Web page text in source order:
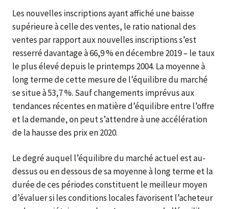
Les nouvelles inscriptions ayant affiché une baisse
supérieure à celle des ventes, le ratio national des
ventes par rapport aux nouvelles inscriptions s’est
resserré davantage à 66,9 % en décembre 2019 – le taux
le plus élevé depuis le printemps 2004. La moyenne à
long terme de cette mesure de l’équilibre du marché
se situe à 53,7 %. Sauf changements imprévus aux
tendances récentes en matière d’équilibre entre l’offre
et la demande, on peut s’attendre à une accélération
de la hausse des prix en 2020.
Le degré auquel l’équilibre du marché actuel est au-
dessus ou en dessous de sa moyenne à long terme et la
durée de ces périodes constituent le meilleur moyen
d’évaluer si les conditions locales favorisent l’acheteur